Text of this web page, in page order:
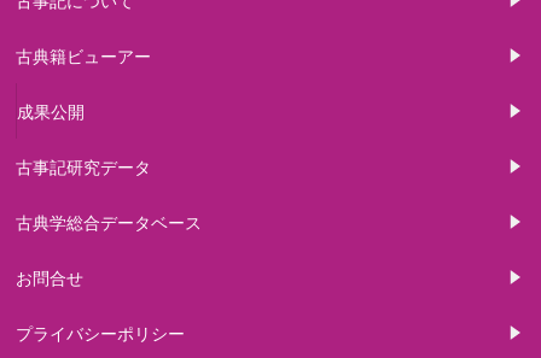
古典籍ビューアー
成果公開
古事記研究データ
古典学総合データベース
お問合せ
プライバシーポリシー